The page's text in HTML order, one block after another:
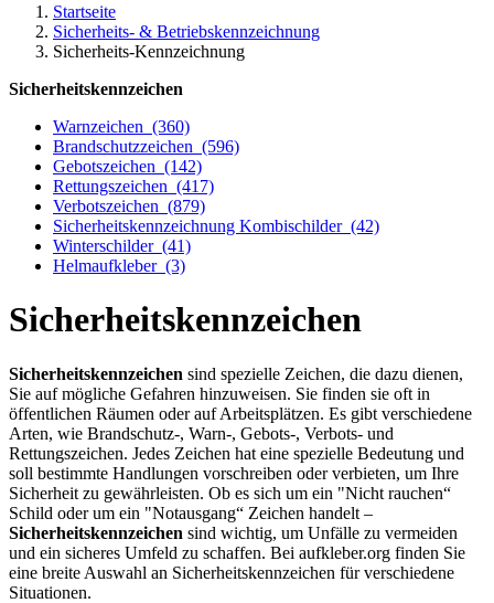
Startseite
Sicherheits- & Betriebskennzeichnung
Sicherheits-Kennzeichnung
Sicherheitskennzeichen
Warnzeichen (360)
Brandschutzzeichen (596)
Gebotszeichen (142)
Rettungszeichen (417)
Verbotszeichen (879)
Sicherheitskennzeichnung Kombischilder (42)
Winterschilder (41)
Helmaufkleber (3)
Sicherheitskennzeichen
Sicherheitskennzeichen sind spezielle Zeichen, die dazu dienen,
Sie auf mögliche Gefahren hinzuweisen. Sie finden sie oft in
öffentlichen Räumen oder auf Arbeitsplätzen. Es gibt verschiedene
Arten, wie Brandschutz-, Warn-, Gebots-, Verbots- und
Rettungszeichen. Jedes Zeichen hat eine spezielle Bedeutung und
soll bestimmte Handlungen vorschreiben oder verbieten, um Ihre
Sicherheit zu gewährleisten. Ob es sich um ein "Nicht rauchen“
Schild oder um ein "Notausgang“ Zeichen handelt –
Sicherheitskennzeichen sind wichtig, um Unfälle zu vermeiden
und ein sicheres Umfeld zu schaffen. Bei aufkleber.org finden Sie
eine breite Auswahl an Sicherheitskennzeichen für verschiedene
Situationen.